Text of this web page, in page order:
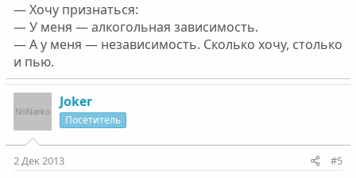
— Хочу признаться:
— У меня — алкогольная зависимость.
— А у меня — независимость. Сколько хочу, столько
и пью.
Joker
Посетитель
2 Дек 2013 #5